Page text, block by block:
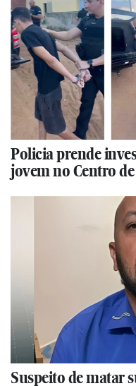
Policia prende
jovem no Centro
Suspeito de matar